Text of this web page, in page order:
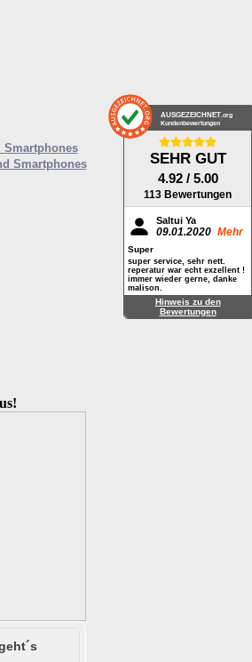
Smartphones
Smartphones
AUSGEZEICHNET .org
Kundenbewertungen
SEHR GUT
4.92 / 5.00
113 Bewertungen
Saltui Ya
09.01.2020 Mehr
Super
super service, sehr nett.
reperatur war echt exzellent !
immer wieder gerne, danke
malison.
Hinweis zu den
Bewertungen